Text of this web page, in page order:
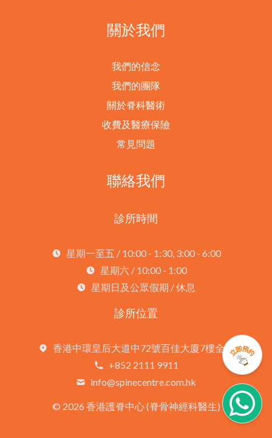
關於我們
我們的信念
我們的團隊
關於脊科醫術
收費及醫療保險
常見問題
聯絡我們
診所時間
星期一至五 / 10:00 - 1:30, 3:00 - 6:00
星期六 / 10:00 - 1:00
星期日及公眾假期 / 休息
診所位置
香港中環皇后大道中72號百佳大廈7樓全層
+852 2111 9911
info@spinecentre.com.hk
© 2026 香港護脊中心 (脊骨神經科醫生)